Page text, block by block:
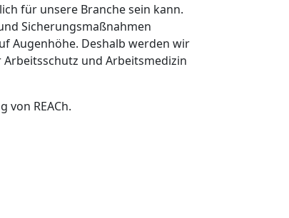
für unsere Branche sein kann.
Sicherungsmaßnahmen
Augenhöhe. Deshalb werden wir
und Arbeitsmedizin
REACh.